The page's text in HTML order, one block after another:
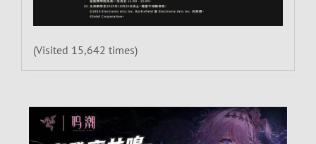
(Visited 15,642 times)